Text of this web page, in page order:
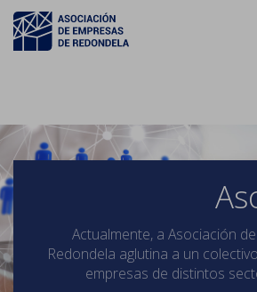
Actualmente, a Asociación
Redondela aglutina a un
empresas de distintos